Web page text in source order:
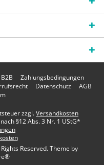
Zahlungsbedingungen
Datenschutz
AGB
zzgl.Versandkosten
§12 Abs. 3 Nr. 1 UStG*
Reserved. Theme by